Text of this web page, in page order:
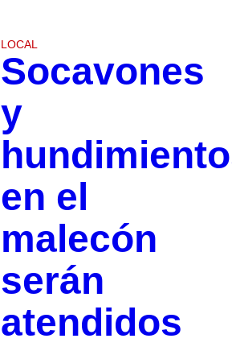
LOCAL
Socavones
y
en el
malecón
serán
atendidos